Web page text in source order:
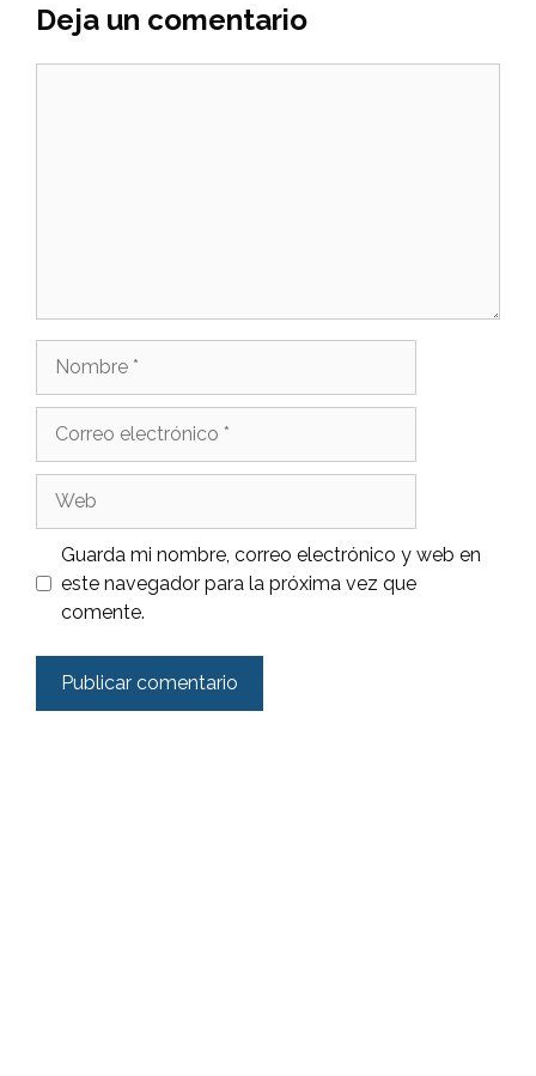
Deja un comentario
electrónico
Guarda mi nombre, correo electrónico y web en
este navegador para la próxima vez que
comente.